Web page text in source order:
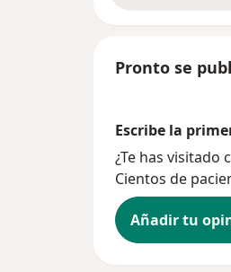
Pronto se
Escribe la
¿Te has visitado
Cientos de
Añadir tu